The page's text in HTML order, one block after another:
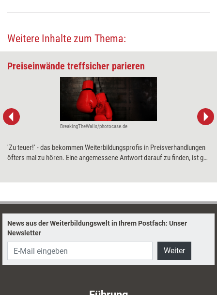
Weitere Inhalte zum Thema:
Preiseinwände treffsicher parieren
BreakingTheWalls/photocase.de
'Zu teuer!' - das bekommen Weiterbildungsprofis in Preis­verhandlungen
öfters mal zu hören. Eine angemessene Antwort darauf zu finden, ist gar
News aus der Weiterbildungswelt in Ihrem Postfach: Unser
Newsletter
Weiter